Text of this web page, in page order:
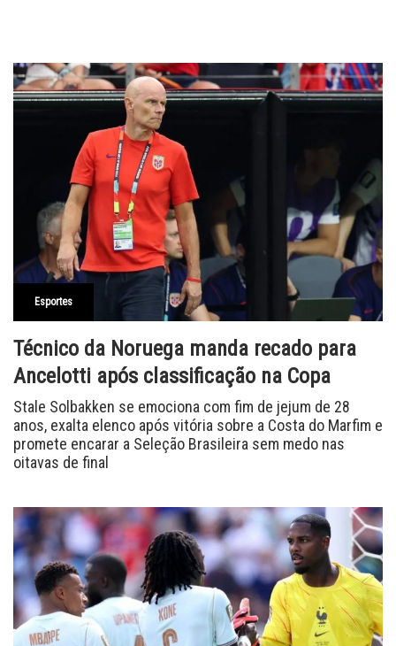
Esportes
Técnico da Noruega manda recado para
Ancelotti após classificação na Copa
Stale Solbakken se emociona com fim de jejum de 28
anos, exalta elenco após vitória sobre a Costa do Marfim e
promete encarar a Seleção Brasileira sem medo nas
oitavas de final